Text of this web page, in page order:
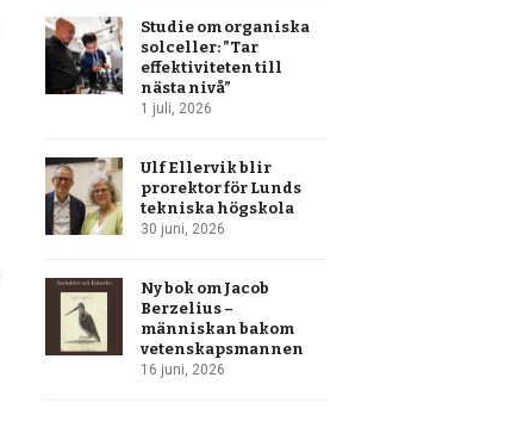
Studie om organiska
solceller: ”Tar
effektiviteten till
nästa nivå”
1 juli, 2026
Ulf Ellervik blir
prorektor för Lunds
tekniska högskola
30 juni, 2026
Ny bok om Jacob
Berzelius –
människan bakom
vetenskapsmannen
16 juni, 2026